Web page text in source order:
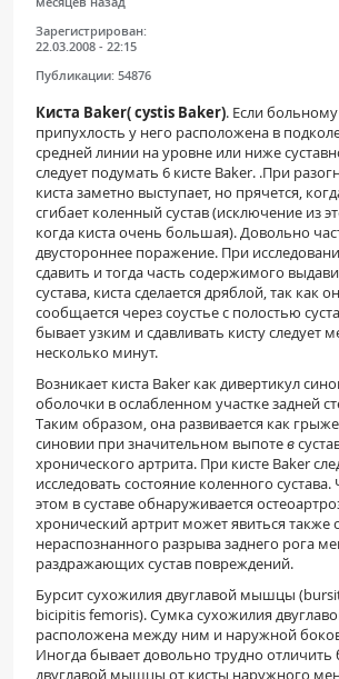
ПАЦИЕНТАМ
Где пройти обследование
Компьютерная томография (КТ)
Магнитно-резонансная
Спросить врача
ПОМОЩЬ
Зарегистрирован:
22.03.2008 - 22:15
Публикации: 54876
Киста Baker( cystis Baker). Если
припухлость у него расположена в
средней линии на уровне или ниже
следует подумать 6 кисте Baker. .При
киста заметно выступает, но прячется,
сгибает коленный сустав (исключение из
когда киста очень большая). Довольно
двустороннее поражение. При
сдавить и тогда часть содержимого
сустава, киста сделается дряблой, так как
сообщается через соустье с полостью
бывает узким и сдавливать кисту следует
несколько минут.
Возникает киста Baker как дивертикул
оболочки в ослабленном участке задней
Таким образом, она развивается как
синовии при значительном выпотев
хронического артрита. При кисте Baker
исследовать состояние коленного
этом в суставе обнаруживается
хронический артрит может явиться также
нераспознанного разрыва заднего рога
раздражающих сустав повреждений.
Бурсит сухожилия двуглавой мышцы
biсipitis femоris). Сумка сухожилия
расположена между ним и наружной
Иногда бывает довольно трудно отличить